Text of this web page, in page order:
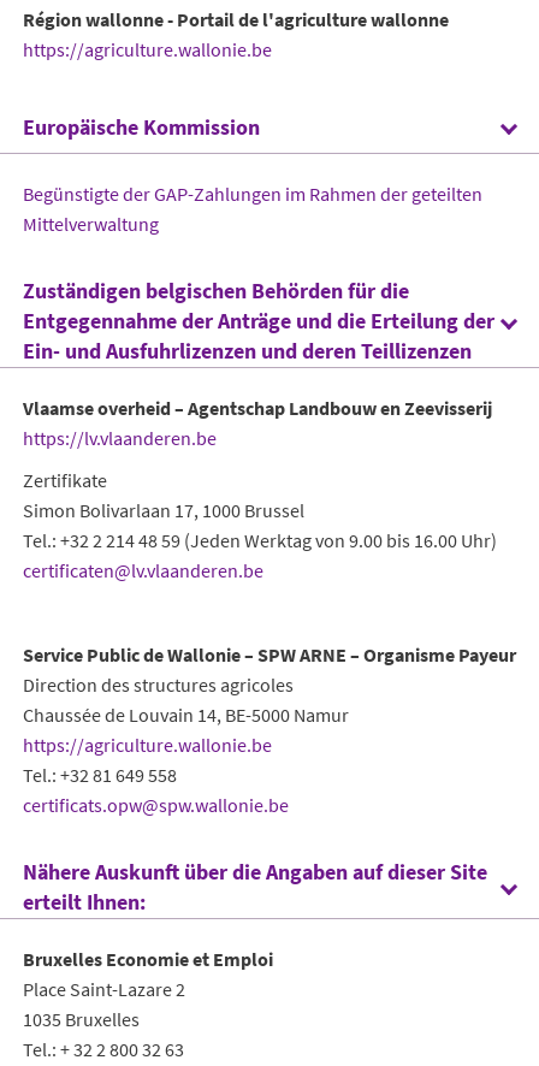
Région wallonne - Portail de l'agriculture wallonne
https://agriculture.wallonie.be
Europäische Kommission
Begünstigte der GAP-Zahlungen im Rahmen der geteilten
Mittelverwaltung
Zuständigen belgischen Behörden für die
Entgegennahme der Anträge und die Erteilung der
Ein- und Ausfuhrlizenzen und deren Teillizenzen
Vlaamse overheid – Agentschap Landbouw en Zeevisserij
https://lv.vlaanderen.be
Zertifikate
Simon Bolivarlaan 17, 1000 Brussel
Tel.: +32 2 214 48 59 (Jeden Werktag von 9.00 bis 16.00 Uhr)
certificaten@lv.vlaanderen.be
Service Public de Wallonie – SPW ARNE – Organisme Payeur
Direction des structures agricoles
Chaussée de Louvain 14, BE-5000 Namur
https://agriculture.wallonie.be
Tel.: +32 81 649 558
certificats.opw@spw.wallonie.be
Nähere Auskunft über die Angaben auf dieser Site
erteilt Ihnen:
Bruxelles Economie et Emploi
Place Saint-Lazare 2
1035 Bruxelles
Tel.: + 32 2 800 32 63